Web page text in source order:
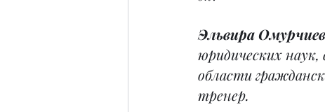
Эльвира
юридических наук,
области
тренер.